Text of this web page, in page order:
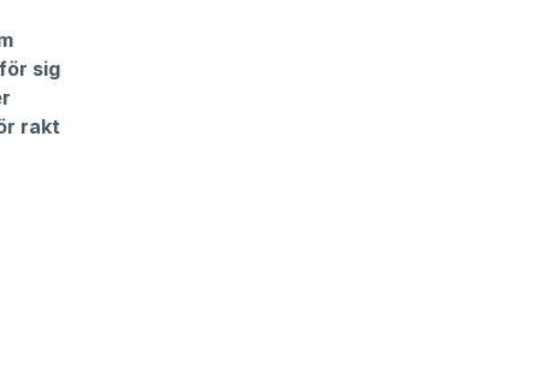
sig
rakt